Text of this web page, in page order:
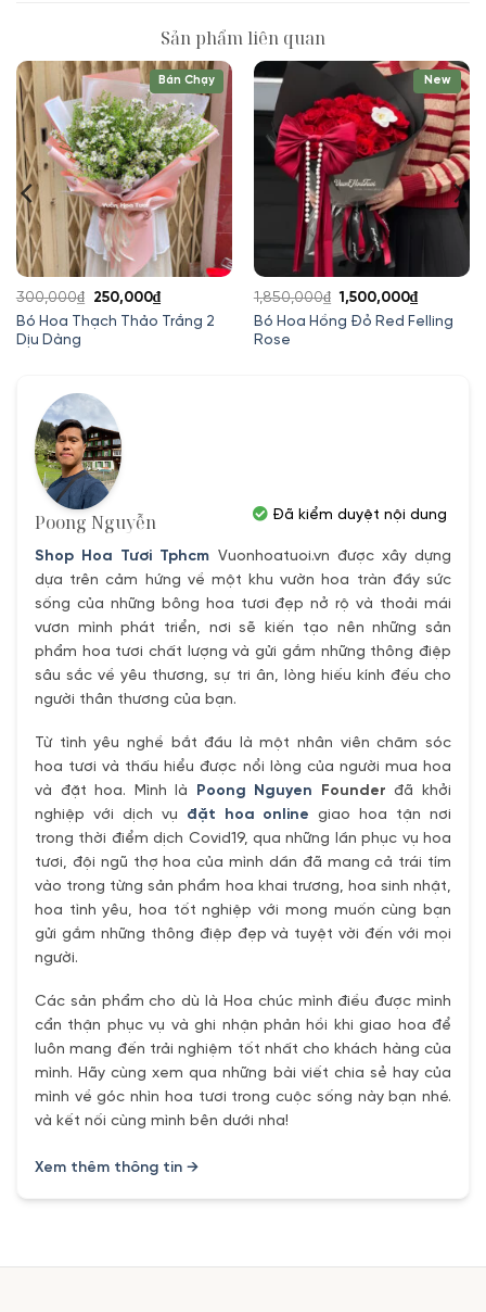
Sản phẩm liên quan
Bán Chạy
Bó Hoa Thạch Thảo Trắng 2
Dịu Dàng
300,000₫
Giá
gốc
250,000₫Giá
hiện
New
Bó Hoa Hồng Đỏ Red Felling
Rose
1,850,000₫ Giá
gốc
1,500,000₫Giá
hiện
Poong Nguyễn
Shop Hoa Tươi Tphcm Vuonhoatuoi.vn được xây dựng
dựa trên cảm hứng về một khu vườn hoa tràn đầy sức
sống của những bông hoa tươi đẹp nở rộ và thoải mái
vươn mình phát triển, nơi sẽ kiến tạo nên những sản
phẩm hoa tươi chất lượng và gửi gắm những thông điệp
sâu sắc về yêu thương, sự tri ân, lòng hiếu kính đếu cho
người thân thương của bạn.
Từ tình yêu nghề bắt đầu là một nhân viên chăm sóc
hoa tươi và thấu hiểu được nổi lòng của người mua hoa
và đặt hoa. Mình là
Poong Nguyen Founder đã khởi
nghiệp với dịch vụ đặt hoa online giao hoa tận nơi
trong thời điểm dịch Covid19, qua những lần phục vụ hoa
tươi, đội ngũ thợ hoa của mình dần đã mang cả trái tím
vào trong từng sản phẩm hoa khai trương, hoa sinh nhật,
hoa tình yêu, hoa tốt nghiệp với mong muốn cùng bạn
gửi gắm những thông điệp đẹp và tuyệt vời đến với mọi
người.
Các sản phẩm cho dù là Hoa chúc mình điều được mình
cẩn thận phục vụ và ghi nhận phản hồi khi giao hoa để
luôn mang đến trải nghiệm tốt nhất cho khách hàng của
mình. Hãy cùng xem qua những bài viết chia sẻ hay của
mình về góc nhìn hoa tươi trong cuộc sống này bạn nhé.
và kết nối cùng mình bên dưới nha!
Xem thêm thông tin →
Đã kiểm duyệt nội dung